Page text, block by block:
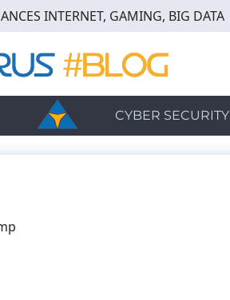
INTERNET, GAMING, BIG DATA
CYBER SECURITY